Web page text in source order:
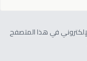
في هذا المتصفح